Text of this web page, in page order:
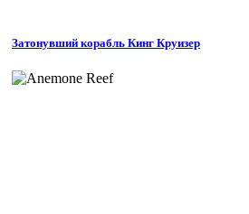
Затонувший корабль Кинг Круизер